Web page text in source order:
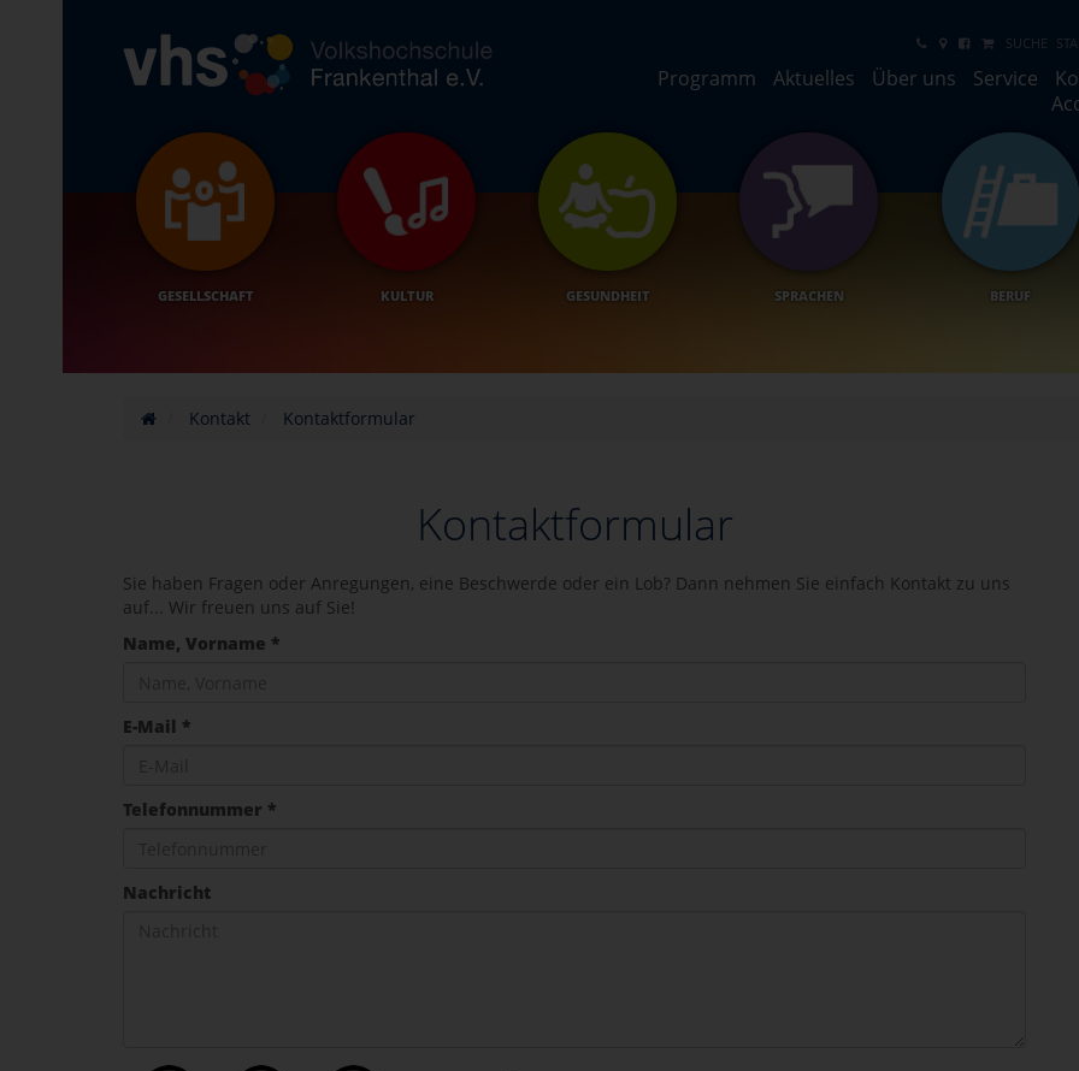
SUCHE
Programm Aktuelles Über uns Service
GESELLSCHAFT KULTUR GESUNDHEIT SPRACHEN BERUF
Kontakt Kontaktformular
Kontaktformular
Sie haben Fragen oder Anregungen, eine Beschwerde oder ein Lob? Dann nehmen Sie einfach Kontakt zu uns
auf... Wir freuen uns auf Sie!
Name, Vorname *
E-Mail *
Telefonnummer *
Nachricht